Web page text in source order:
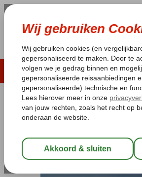
LAST MINUTE
Pakketgarantie
Home
Bonaire Kralendijk
Fly & Go Delfins
Logies Hotel